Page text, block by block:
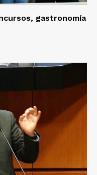
gastronomía